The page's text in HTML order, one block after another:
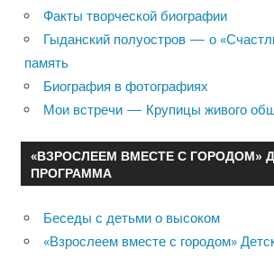
Факты творческой биографии
Гыданский полуостров — о
память
Биография в фотографиях
Мои встречи — Крупицы живого
«ВЗРОСЛЕЕМ ВМЕСТЕ С ГОРОДОМ»
ПРОГРАММА
Беседы с детьми о высоком
«Взрослеем вместе с городом»